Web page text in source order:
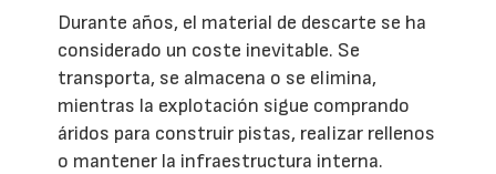
Durante años, el material de descarte se ha
considerado un coste inevitable. Se
transporta, se almacena o se elimina,
mientras la explotación sigue comprando
áridos para construir pistas, realizar rellenos
o mantener la infraestructura interna.